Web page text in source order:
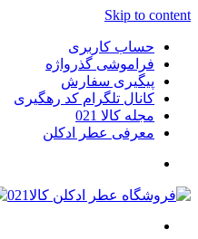
Skip to content
حساب کاربری
فراموشی گذرواژه
پیگیری سفارش
کانال تلگرام کد رهگیری
مجله کالا 021
معرفی عطر ادکلن